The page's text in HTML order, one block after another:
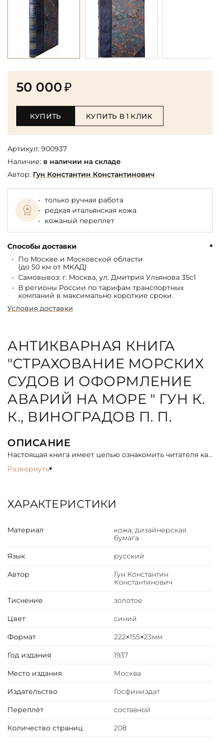
50 000₽
КУПИТЬ КУПИТЬ В 1 КЛИК
Артикул: 900937
Наличие: в наличии на складе
Автор: Гун Константин Константинович
только ручная работа
редкая итальянская кожа
кожаный переплет
Способы доставки
По Москве и Московской области
(до 50 км от МКАД)
Самовывоз: г. Москва, ул. Дмитрия Ульянова 35с1
В регионы России по тарифам транспортных
компаний в максимально короткие сроки.
Условия доставки
АНТИКВАРНАЯ КНИГА
"СТРАХОВАНИЕ МОРСКИХ
СУДОВ И ОФОРМЛЕНИЕ
АВАРИЙ НА МОРЕ " ГУН К.
К., ВИНОГРАДОВ П. П.
ОПИСАНИЕ
Настоящая книга имеет целью ознакомить читателя как
с условиями страхования судов по правилам Госстраха,
Развернуть
ХАРАКТЕРИСТИКИ
Материал
кожа, дизайнерская
бумага
Язык русский
Автор
Гун Константин
Константинович
Тиснение золотое
Цвет синий
Формат 222×155×23мм
Год издания 1937
Место издания Москва
Издательство Госфиниздат
Переплёт составной
Количество страниц 208